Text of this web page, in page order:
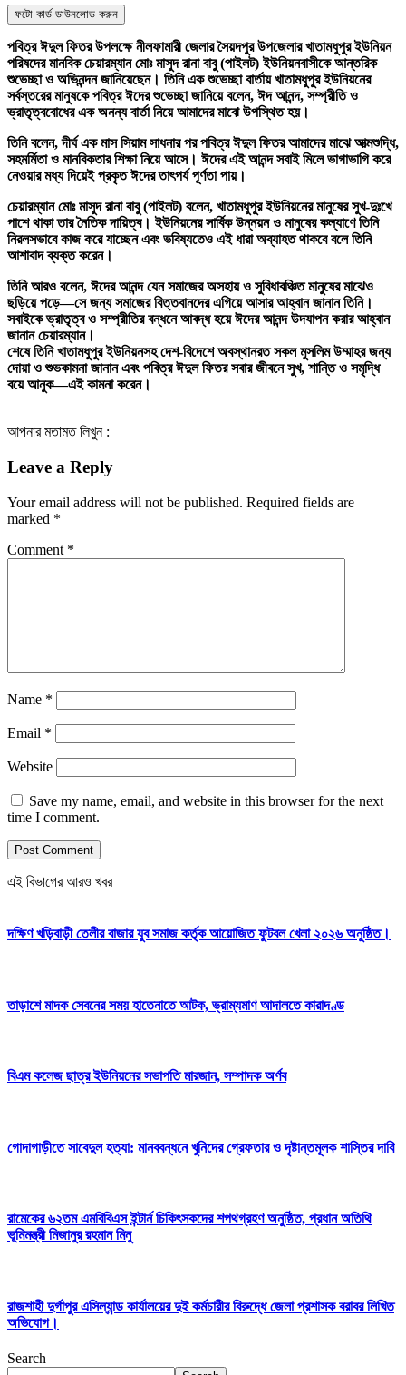
ফটো কার্ড ডাউনলোড করুন
পবিত্র ঈদুল ফিতর উপলক্ষে নীলফামারী জেলার সৈয়দপুর উপজেলার খাতামধুপুর ইউনিয়ন
পরিষদের মানবিক চেয়ারম্যান মোঃ মাসুদ রানা বাবু (পাইলট) ইউনিয়নবাসীকে আন্তরিক
শুভেচ্ছা ও অভিনন্দন জানিয়েছেন। তিনি এক শুভেচ্ছা বার্তায় খাতামধুপুর ইউনিয়নের
সর্বস্তরের মানুষকে পবিত্র ঈদের শুভেচ্ছা জানিয়ে বলেন, ঈদ আনন্দ, সম্প্রীতি ও
ভ্রাতৃত্ববোধের এক অনন্য বার্তা নিয়ে আমাদের মাঝে উপস্থিত হয়।
তিনি বলেন, দীর্ঘ এক মাস সিয়াম সাধনার পর পবিত্র ঈদুল ফিতর আমাদের মাঝে আত্মশুদ্ধি,
সহমর্মিতা ও মানবিকতার শিক্ষা নিয়ে আসে। ঈদের এই আনন্দ সবাই মিলে ভাগাভাগি করে
নেওয়ার মধ্য দিয়েই প্রকৃত ঈদের তাৎপর্য পূর্ণতা পায়।
চেয়ারম্যান মোঃ মাসুদ রানা বাবু (পাইলট) বলেন, খাতামধুপুর ইউনিয়নের মানুষের সুখ-দুঃখে
পাশে থাকা তার নৈতিক দায়িত্ব। ইউনিয়নের সার্বিক উন্নয়ন ও মানুষের কল্যাণে তিনি
নিরলসভাবে কাজ করে যাচ্ছেন এবং ভবিষ্যতেও এই ধারা অব্যাহত থাকবে বলে তিনি
আশাবাদ ব্যক্ত করেন।
তিনি আরও বলেন, ঈদের আনন্দ যেন সমাজের অসহায় ও সুবিধাবঞ্চিত মানুষের মাঝেও
ছড়িয়ে পড়ে—সে জন্য সমাজের বিত্তবানদের এগিয়ে আসার আহ্বান জানান তিনি।
সবাইকে ভ্রাতৃত্ব ও সম্প্রীতির বন্ধনে আবদ্ধ হয়ে ঈদের আনন্দ উদযাপন করার আহ্বান
জানান চেয়ারম্যান।
শেষে তিনি খাতামধুপুর ইউনিয়নসহ দেশ-বিদেশে অবস্থানরত সকল মুসলিম উম্মাহর জন্য
দোয়া ও শুভকামনা জানান এবং পবিত্র ঈদুল ফিতর সবার জীবনে সুখ, শান্তি ও সমৃদ্ধি
বয়ে আনুক—এই কামনা করেন।
আপনার মতামত লিখুন :
Leave a Reply
Your email address will not be published. Required fields are
marked *
Comment *
Name *
Email *
Website
Save my name, email, and website in this browser for the next
time I comment.
এই বিভাগের আরও খবর
দক্ষিণ খড়িবাড়ী তেলীর বাজার যুব সমাজ কর্তৃক আয়োজিত ফুটবল খেলা ২০২৬ অনুষ্ঠিত।
তাড়াশে মাদক সেবনের সময় হাতেনাতে আটক, ভ্রাম্যমাণ আদালতে কারাদণ্ড
বিএম কলেজ ছাত্র ইউনিয়নের সভাপতি মারজান, সম্পাদক অর্ণব
গোদাগাড়ীতে সাবেদুল হত্যা: মানববন্ধনে খুনিদের গ্রেফতার ও দৃষ্টান্তমূলক শাস্তির দাবি
রামেকের ৬২তম এমবিবিএস ইন্টার্ন চিকিৎসকদের শপথগ্রহণ অনুষ্ঠিত, প্রধান অতিথি
ভূমিমন্ত্রী মিজানুর রহমান মিনু
রাজশাহী দুর্গাপুর এসিল্যান্ড কার্যালয়ের দুই কর্মচারীর বিরুদ্ধে জেলা প্রশাসক বরাবর লিখিত
অভিযোগ।
Search